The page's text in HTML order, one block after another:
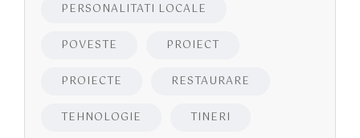
PERSONALITATI LOCALE
POVESTE PROIECT
PROIECTE RESTAURARE
TEHNOLOGIE TINERI